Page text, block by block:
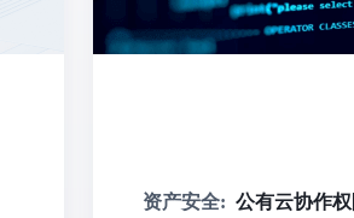
资产安全: 公有云协作